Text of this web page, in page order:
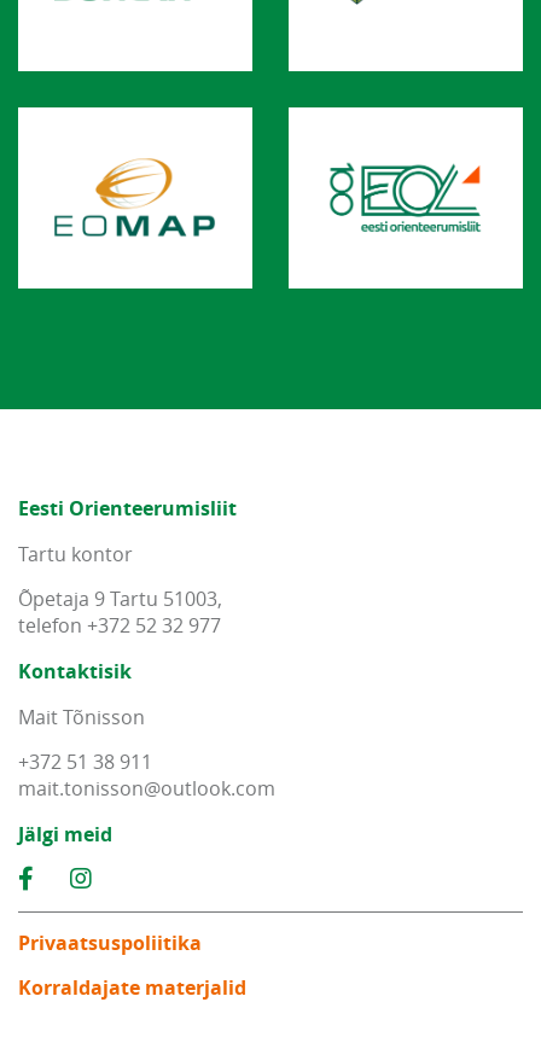
Eesti Orienteerumisliit
Tartu kontor
Õpetaja 9 Tartu 51003,
telefon +372 52 32 977
Kontaktisik
Mait Tõnisson
+372 51 38 911
mait.tonisson@outlook.com
Jälgi meid
Privaatsuspoliitika
Korraldajate materjalid